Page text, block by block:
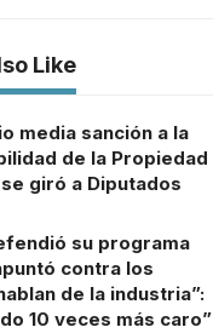
Like
media sanción a la
de la Propiedad
giró a Diputados
su programa
contra los
de la industria”:
10 veces más caro”